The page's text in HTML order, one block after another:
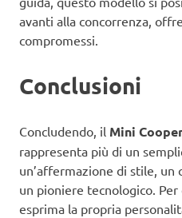
avanti alla concorrenza,
compromessi.
Conclusioni
Concludendo, il Mini
rappresenta più di un
un’affermazione di stile, un
un pioniere tecnologico. Per
esprima la propria